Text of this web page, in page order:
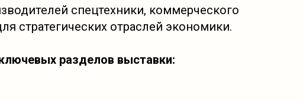
спецтехники, коммерческого
стратегических отраслей экономики.
разделов выставки: